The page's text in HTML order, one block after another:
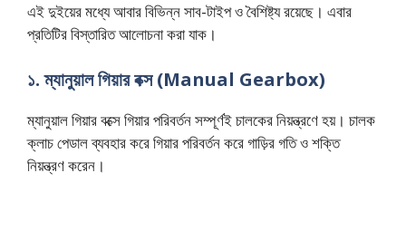
এই দুইয়ের মধ্যে আবার বিভিন্ন সাব-টাইপ ও বৈশিষ্ট্য রয়েছে। এবার
প্রতিটির বিস্তারিত আলোচনা করা যাক।
১. ম্যানুয়াল গিয়ার বক্স (Manual Gearbox)
ম্যানুয়াল গিয়ার বক্সে গিয়ার পরিবর্তন সম্পূর্ণই চালকের নিয়ন্ত্রণে হয়। চালক
ক্লাচ পেডাল ব্যবহার করে গিয়ার পরিবর্তন করে গাড়ির গতি ও শক্তি
নিয়ন্ত্রণ করেন।